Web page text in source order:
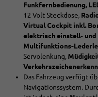
Funkfernbedienung,
12 Volt Steckdose,
Virtual Cockpit inkl.
elektrisch einstell- und
Multifunktions-
Servolenkung,
Das Fahrzeug verfügt
Navigationssystem.